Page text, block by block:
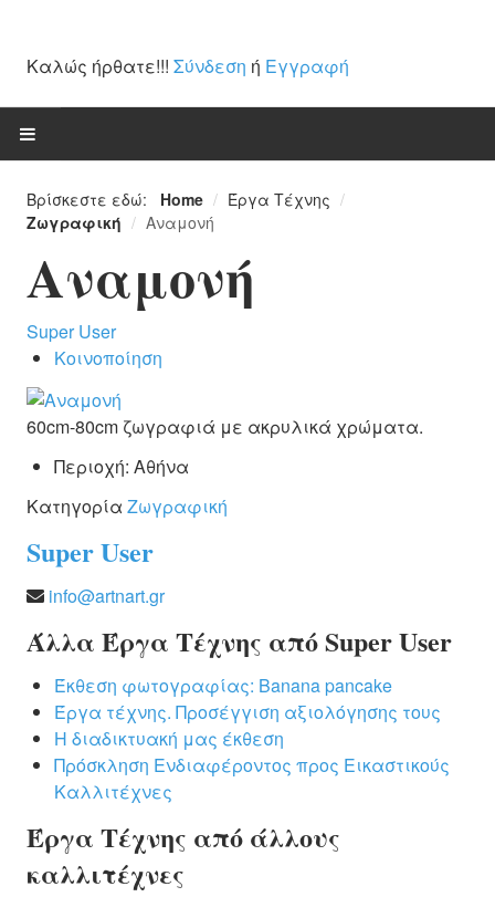
Καλώς ήρθατε!!! Σύνδεση ή Εγγραφή
Ζωγραφική
Γλυπτά / Ξυλόγλυπτα
Αγιογραφίες
Κεραμική
ΚΑΛΛΙΤΈΧΝΕΣ
ΚΟΙΝΌΤΗΤΑ
ΕΠΙΚΟΙΝΩΝΊΑ
Βρίσκεστε εδώ: Home / Έργα Τέχνης /
Ζωγραφική / Αναμονή
Αναμονή
Super User
Κοινοποίηση
60cm-80cm ζωγραφιά με ακρυλικά χρώματα.
Περιοχή: Αθήνα
Κατηγορία Ζωγραφική
Super User
info@artnart.gr
Άλλα Έργα Τέχνης από Super User
Έκθεση φωτογραφίας: Banana pancake
Έργα τέχνης. Προσέγγιση αξιολόγησης τους
Η διαδικτυακή μας έκθεση
Πρόσκληση Ενδιαφέροντος προς Εικαστικούς
Καλλιτέχνες
Έργα Τέχνης από άλλους
καλλιτέχνες